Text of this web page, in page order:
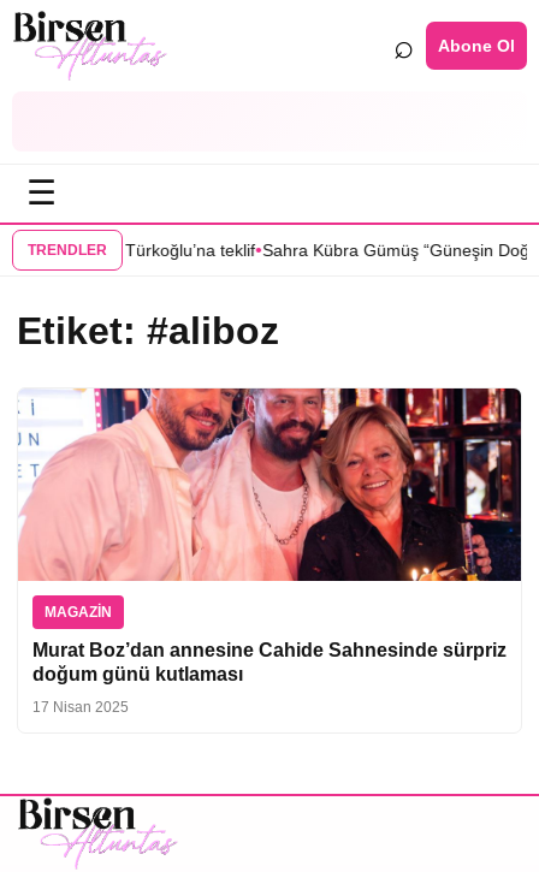
⌕ Abone Ol
☰
TRENDLERSıla Türkoğlu’na teklif•Sahra Kübra Gümüş “Güneşin
Etiket: #aliboz
MAGAZIN
Murat Boz’dan annesine Cahide Sahnesinde sürpriz
doğum günü kutlaması
17 Nisan 2025